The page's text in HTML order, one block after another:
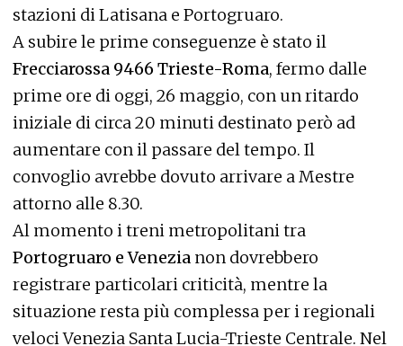
stazioni di Latisana e Portogruaro.
A subire le prime conseguenze è stato il
Frecciarossa 9466 Trieste-Roma, fermo dalle
prime ore di oggi, 26 maggio, con un ritardo
iniziale di circa 20 minuti destinato però ad
aumentare con il passare del tempo. Il
convoglio avrebbe dovuto arrivare a Mestre
attorno alle 8.30.
Al momento i treni metropolitani tra
Portogruaro e Venezia non dovrebbero
registrare particolari criticità, mentre la
situazione resta più complessa per i regionali
veloci Venezia Santa Lucia-Trieste Centrale. Nel